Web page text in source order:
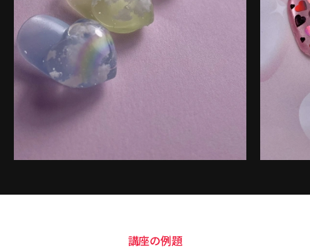
講座の例題